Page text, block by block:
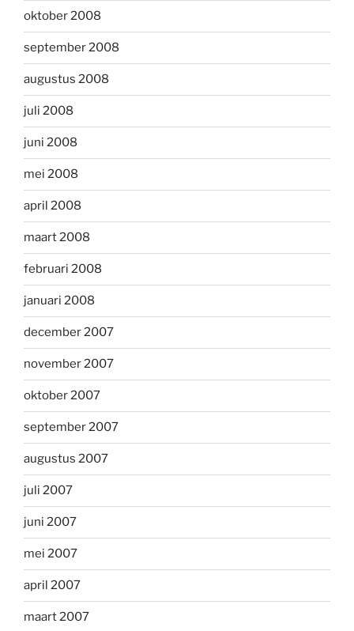
oktober 2008
september 2008
augustus 2008
juli 2008
juni 2008
mei 2008
april 2008
maart 2008
februari 2008
januari 2008
december 2007
november 2007
oktober 2007
september 2007
augustus 2007
juli 2007
juni 2007
mei 2007
april 2007
maart 2007